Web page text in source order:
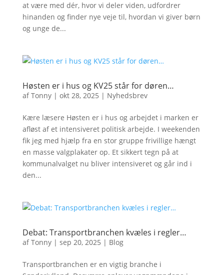
at være med dér, hvor vi deler viden, udfordrer
hinanden og finder nye veje til, hvordan vi giver børn
og unge de...
Høsten er i hus og KV25 står for døren…
afTonny| okt 28, 2025 | Nyhedsbrev
Kære læsere Høsten er i hus og arbejdet i marken er
afløst af et intensiveret politisk arbejde. I weekenden
fik jeg med hjælp fra en stor gruppe frivillige hængt
en masse valgplakater op. Et sikkert tegn på at
kommunalvalget nu bliver intensiveret og går ind i
den...
Debat: Transportbranchen kvæles i regler…
afTonny| sep 20, 2025 | Blog
Transportbranchen er en vigtig branche i